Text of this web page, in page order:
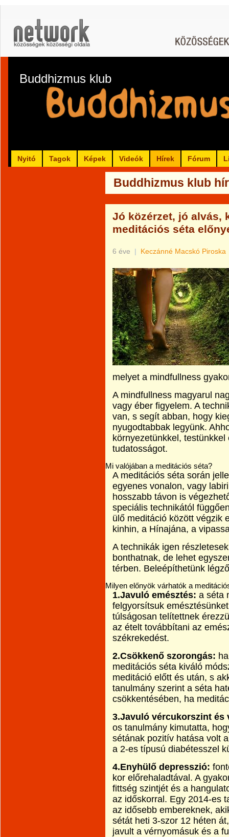
Buddhizmus klub
Nyitó Tagok Képek Videók Hírek Fórum
Buddhizmus klub
Jó közérzet, jó alvás,
meditációs séta
6 éve | Keczánné Macskó Piroska
melyet a mindfullness
A mindfullness magyarul
vagy éber figyelem. A
van, s segít abban, hogy
nyugodtabbak legyünk.
környezetünkkel,
tudatosságot.
Mi valójában a meditációs séta?
A meditációs séta során
egyenes vonalon, vagy
hosszabb távon is
speciális technikától
ülő meditáció között végzik
kinhin, a Hínajána, a
A technikák igen
bonthatnak, de lehet
térben. Beleépíthetünk
Milyen előnyök várhatók a
1.Javuló emésztés: a séta
felgyorsítsuk
túlságosan telítettnek
az ételt továbbítani az
székrekedést.
2.Csökkenő szorongás:
meditációs séta kiváló
meditáció előtt és után, s
tanulmány szerint a séta
csökkentésében, ha
3.Javuló vércukorszint és
os tanulmány kimutatta,
sétának pozitív hatása volt
a 2-es típusú diabétesszel
4.Enyhülő depresszió:
kor előrehaladtával. A
fittség szintjét és a
az időskorral. Egy 2014-es
az idősebb embereknek,
sétát heti 3-szor 12 héten
javult a vérnyomásuk és a